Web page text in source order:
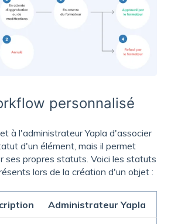
personnalisé
à l'administrateur Yapla d'associer
d'un élément, mais il permet
ses propres statuts. Voici les statuts
lors de la création d'un objet :
Administrateur Yapla